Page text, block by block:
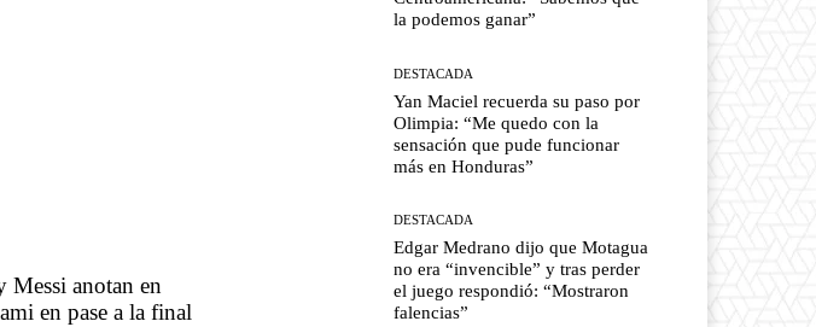
Messi anotan en
en pase a la final
la podemos ganar”
DESTACADA
Yan Maciel recuerda su paso por
Olimpia: “Me quedo con la
sensación que pude funcionar
más en Honduras”
DESTACADA
Edgar Medrano dijo que Motagua
no era “invencible” y tras perder
el juego respondió: “Mostraron
falencias”